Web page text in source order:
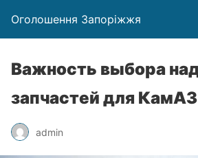
Оголошення Запоріжжя
Важность выбора
запчастей для
admin